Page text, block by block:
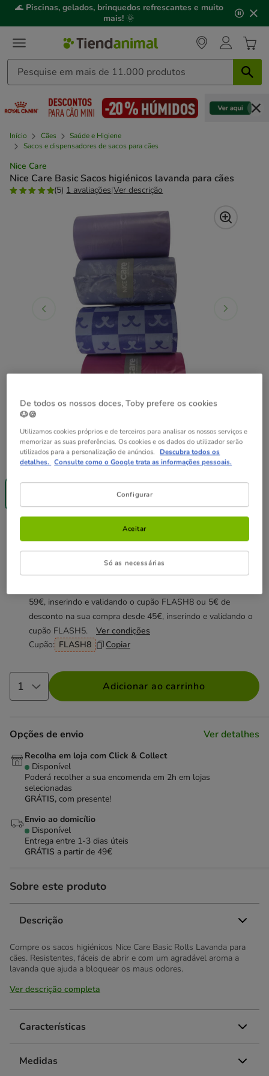
3,
mensagem,
🌊 Piscinas, gelados, brinquedos refrescantes e muito
mais! 🌞
Início Cães
Saúde e Higiene
Sacos e dispensadores de sacos para cães
Nice Care
Nice Care Basic Sacos higiénicos lavanda para cães
(5) 1 avaliações|Ver descrição
Formato: 4 rollos (60 bolsas)
5.99€
Não perca esta promoção
59€, inserindo e validando o cupão FLASH8 ou 5€ de
desconto na sua compra desde 45€, inserindo e validando o
cupão FLASH5.
Ver condições
Cupão: FLASH8 Copiar
Adicionar ao carrinho
Opções de envio Ver detalhes
Recolha em loja com Click & Collect
Disponível
Poderá recolher a sua encomenda em 2h em lojas
selecionadas
GRÁTIS, com presente!
Envio ao domicílio
Disponível
Entrega entre 1-3 dias úteis
GRÁTIS a partir de 49€
Sobre este produto
Descrição
Compre os sacos higiénicos Nice Care Basic Rolls Lavanda para
cães. Resistentes, fáceis de abrir e com um agradável aroma a
lavanda que ajuda a bloquear os maus odores.
Ver descrição completa
Características
Medidas
De todos os nossos doces, Toby prefere os cookies
🐶🍪
Utilizamos cookies próprios e de terceiros para analisar os nossos serviços e
memorizar as suas preferências. Os cookies e os dados do utilizador serão
utilizados para a personalização de anúncios. Descubra todos os
detalhes. Consulte como o Google trata as informações pessoais.
Configurar
Só as necessárias
Aceitar